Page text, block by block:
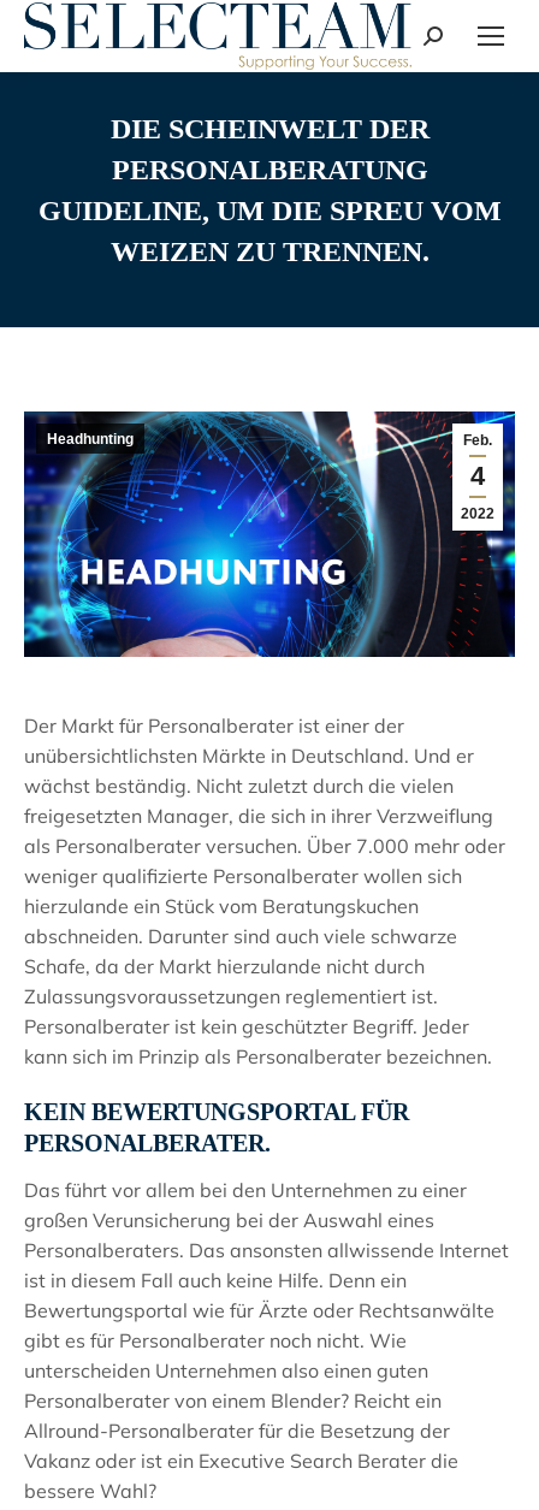
Search:
DIE SCHEINWELT DER
PERSONALBERATUNG
GUIDELINE, UM DIE SPREU VOM
WEIZEN ZU TRENNEN.
Feb.
4
2022
Headhunting
Der Markt für Personalberater ist einer der
unübersichtlichsten Märkte in Deutschland. Und er
wächst beständig. Nicht zuletzt durch die vielen
freigesetzten Manager, die sich in ihrer Verzweiflung
als Personalberater versuchen. Über 7.000 mehr oder
weniger qualifizierte Personalberater wollen sich
hierzulande ein Stück vom Beratungskuchen
abschneiden. Darunter sind auch viele schwarze
Schafe, da der Markt hierzulande nicht durch
Zulassungsvoraussetzungen reglementiert ist.
Personalberater ist kein geschützter Begriff. Jeder
kann sich im Prinzip als Personalberater bezeichnen.
KEIN BEWERTUNGSPORTAL FÜR
PERSONALBERATER.
Das führt vor allem bei den Unternehmen zu einer
großen Verunsicherung bei der Auswahl eines
Personalberaters. Das ansonsten allwissende Internet
ist in diesem Fall auch keine Hilfe. Denn ein
Bewertungsportal wie für Ärzte oder Rechtsanwälte
gibt es für Personalberater noch nicht. Wie
unterscheiden Unternehmen also einen guten
Personalberater von einem Blender? Reicht ein
Allround-Personalberater für die Besetzung der
Vakanz oder ist ein Executive Search Berater die
bessere Wahl?